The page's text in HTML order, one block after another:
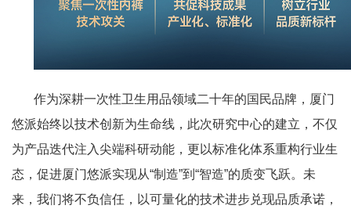
作为深耕一次性卫生用品领域二十年的国民品牌，厦门
悠派始终以技术创新为生命线，此次研究中心的建立，不仅
为产品迭代注入尖端科研动能，更以标准化体系重构行业生
态，促进厦门悠派实现从“制造”到“智造”的质变飞跃。未
来，我们将不负信任， 以可量化的技术进步兑现品质承诺，